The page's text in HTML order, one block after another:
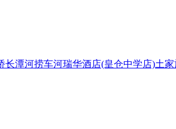
长潭河捞车河瑞华酒店(皇仓中学店)土